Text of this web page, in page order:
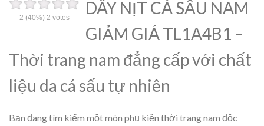
2 (40%) 2 votes
DÂY NỊT CÁ SẤU NAM
GIẢM GIÁ TL1A4B1 –
Thời trang nam đẳng cấp với chất
liệu da cá sấu tự nhiên
Bạn đang tìm kiếm một món phụ kiện thời trang nam độc